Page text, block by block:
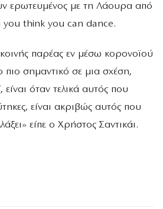
ερωτευμένος με τη Λάουρα από
you think you can dance.
παρέας εν μέσω κορονοϊού
πιο σημαντικό σε μια σχέση,
είναι όταν τελικά αυτός που
είναι ακριβώς αυτός που
είπε ο Χρήστος Σαντικάι.